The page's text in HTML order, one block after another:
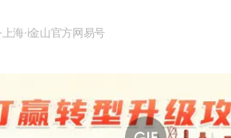
·上海·i金山官方网易号